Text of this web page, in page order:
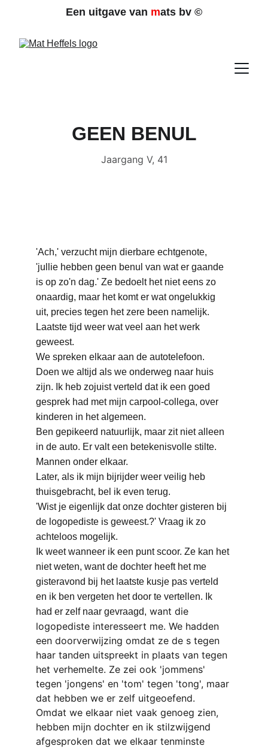
Een uitgave van mats bv ©
GEEN BENUL
Jaargang V, 41
'Ach,' verzucht mijn dierbare echtgenote,
'jullie hebben geen benul van wat er gaande
is op zo'n dag.' Ze bedoelt het niet eens zo
onaardig, maar het komt er wat ongelukkig
uit, precies tegen het zere been namelijk.
Laatste tijd weer wat veel aan het werk
geweest.
We spreken elkaar aan de autotelefoon.
Doen we altijd als we onderweg naar huis
zijn. Ik heb zojuist verteld dat ik een goed
gesprek had met mijn carpool-collega, over
kinderen in het algemeen.
Ben gepikeerd natuurlijk, maar zit niet alleen
in de auto. Er valt een betekenisvolle stilte.
Mannen onder elkaar.
Later, als ik mijn bijrijder weer veilig heb
thuisgebracht, bel ik even terug.
'Wist je eigenlijk dat onze dochter gisteren bij
de logopediste is geweest.?' Vraag ik zo
achteloos mogelijk.
Ik weet wanneer ik een punt scoor. Ze kan het
niet weten, want de dochter heeft het me
gisteravond bij het laatste kusje pas verteld
en ik ben vergeten het door te vertellen. Ik
had er zelf naar gevraagd, want die
logopediste interesseert me. We hadden
een doorverwijzing omdat ze de s tegen
haar tanden uitspreekt in plaats van tegen
het verhemelte. Ze zei ook 'jommens'
tegen 'jongens' en 'tom' tegen 'tong', maar
dat hebben we er zelf uitgeoefend.
Omdat we elkaar niet vaak genoeg zien,
hebben mijn dochter en ik stilzwijgend
afgesproken dat we elkaar tenminste